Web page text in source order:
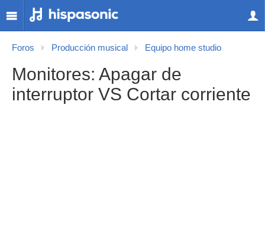
Foros Producción musical Equipo home studio
Monitores: Apagar de
interruptor VS Cortar corriente